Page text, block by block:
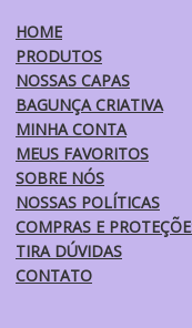
HOME
PRODUTOS
NOSSAS CAPAS
BAGUNÇA CRIATIVA
MINHA CONTA
MEUS FAVORITOS
SOBRE NÓS
NOSSAS POLÍTICAS
COMPRAS E
TIRA DÚVIDAS
CONTATO